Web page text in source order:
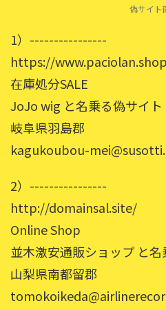
偽サイト
1）----------------
https://
在庫処分SALE
JoJo wig と名乗る偽サイト
岐阜県羽島郡
kagukoubou-
2）----------------
http://domainsal.site/
Online Shop
並木激安通販ショップ と名
山梨県南都留郡